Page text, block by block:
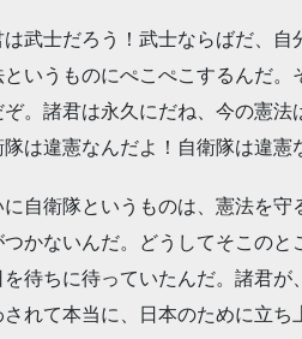
武士だろう！武士ならばだ、自
いうものにぺこぺこするんだ
。諸君は永久にだね、今の憲
は違憲なんだよ！自衛隊は違憲
自衛隊というものは、憲法を守
かないんだ。どうしてそこの
待ちに待っていたんだ。諸君
れて本当に、日本のために立